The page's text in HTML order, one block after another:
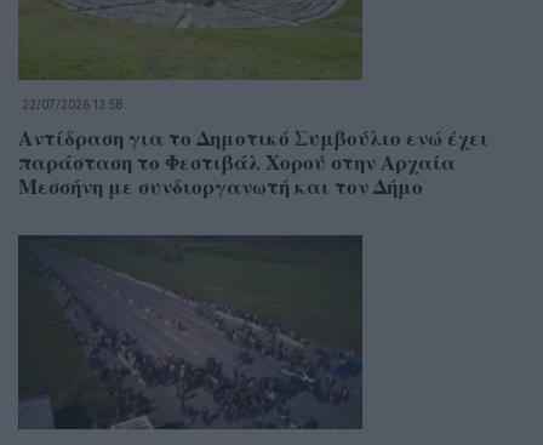
22/07/2026 13:58
Αντίδραση για το Δημοτικό Συμβούλιο ενώ έχει
παράσταση το Φεστιβάλ Χορού στην Αρχαία
Μεσσήνη με συνδιοργανωτή και τον Δήμο